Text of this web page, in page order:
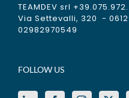
TEAMDEV srl
Via Settevalli, 320 -
02982970549
FOLLOW US